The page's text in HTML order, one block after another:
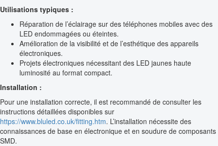
Utilisations typiques :
Réparation de l’éclairage sur des téléphones mobiles avec des
LED endommagées ou éteintes.
Amélioration de la visibilité et de l’esthétique des appareils
électroniques.
Projets électroniques nécessitant des LED jaunes haute
luminosité au format compact.
Installation :
Pour une installation correcte, il est recommandé de consulter les
instructions détaillées disponibles sur
https://www.bluled.co.uk/fitting.htm. L’installation nécessite des
connaissances de base en électronique et en soudure de composants
SMD.